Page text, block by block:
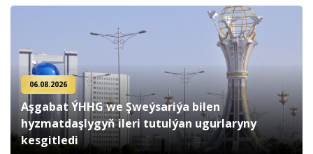
06.08.2026
Aşgabat ÝHHG we Şweýsariýa bilen
hyzmatdaşlygyň ileri tutulýan ugurlaryny
kesgitledi